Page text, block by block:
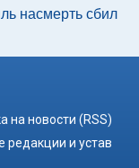
насмерть сбил
на новости (RSS)
редакции и устав